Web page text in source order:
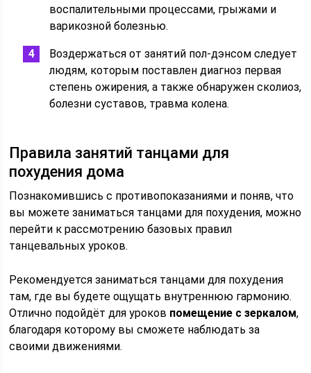
воспалительными процессами, грыжами и
варикозной болезнью.
Воздержаться от занятий пол-дэнсом следует
людям, которым поставлен диагноз первая
степень ожирения, а также обнаружен сколиоз,
болезни суставов, травма колена.
Правила занятий танцами для
похудения дома
Познакомившись с противопоказаниями и поняв, что
вы можете заниматься танцами для похудения, можно
перейти к рассмотрению базовых правил
танцевальных уроков.
Рекомендуется заниматься танцами для похудения
там, где вы будете ощущать внутреннюю гармонию.
Отлично подойдёт для уроков помещение с зеркалом,
благодаря которому вы сможете наблюдать за
своими движениями.